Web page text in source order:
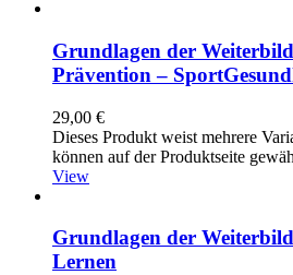
Grundlagen der
Prävention –
29,00 €
Dieses Produkt weist mehrere
können auf der Produktseite
View
Grundlagen der
Lernen